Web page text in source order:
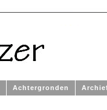
Achtergronden